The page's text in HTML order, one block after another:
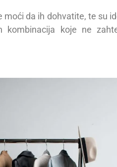
moći da ih dohvatite, te su
kombinacija koje ne